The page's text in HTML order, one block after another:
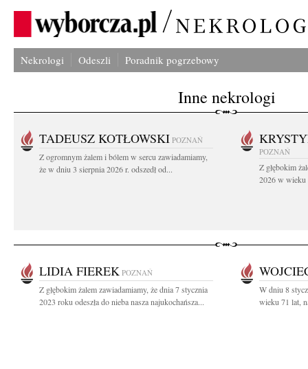
Nekrologi Odeszli Poradnik pogrzebowy
Inne nekrologi
TADEUSZ KOTŁOWSKI POZNAŃ
Z ogromnym żalem i bólem w sercu zawiadamiamy,
że w dniu 3 sierpnia 2026 r. odszedł od...
POZNAŃ
Z głębokim
2026 w wieku
LIDIA FIEREK POZNAŃ
Z głębokim żalem zawiadamiamy, że dnia 7 stycznia
2023 roku odeszła do nieba nasza najukochańsza...
W dniu 8
wieku 71 lat,